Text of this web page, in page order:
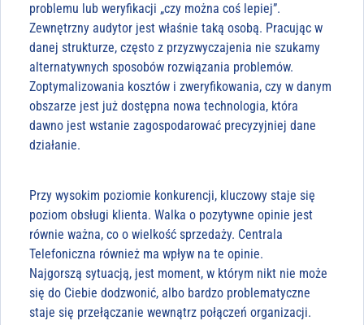
problemu lub weryfikacji „czy można coś lepiej”.
Zewnętrzny audytor jest właśnie taką osobą. Pracując w
danej strukturze, często z przyzwyczajenia nie szukamy
alternatywnych sposobów rozwiązania problemów.
Zoptymalizowania kosztów i zweryfikowania, czy w danym
obszarze jest już dostępna nowa technologia, która
dawno jest wstanie zagospodarować precyzyjniej dane
działanie.
Przy wysokim poziomie konkurencji, kluczowy staje się
poziom obsługi klienta. Walka o pozytywne opinie jest
równie ważna, co o wielkość sprzedaży. Centrala
Telefoniczna również ma wpływ na te opinie.
Najgorszą sytuacją, jest moment, w którym nikt nie może
się do Ciebie dodzwonić, albo bardzo problematyczne
staje się przełączanie wewnątrz połączeń organizacji.